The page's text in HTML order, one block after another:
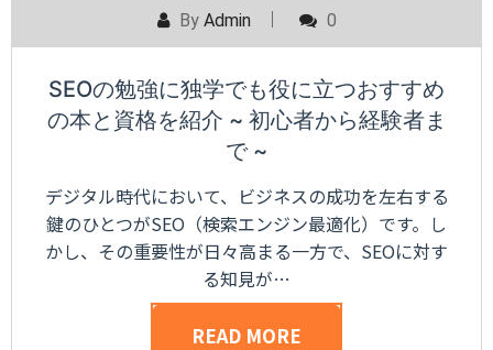
By Admin 0
SEOの勉強に独学でも役に立つおすすめ
の本と資格を紹介 ~ 初心者から経験者ま
で ~
デジタル時代において、ビジネスの成功を左右する
鍵のひとつがSEO（検索エンジン最適化）です。し
かし、その重要性が日々高まる一方で、SEOに対す
る知見が…
READ MORE